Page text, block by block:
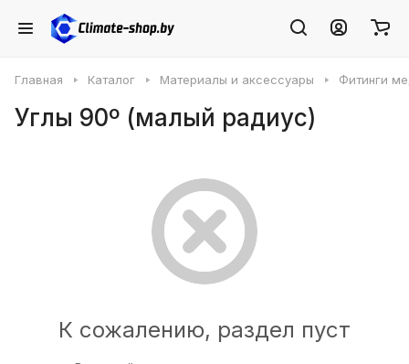
Главная Каталог Материалы и аксессуары Фитинги
Углы 90º (малый радиус)
К сожалению, раздел пуст